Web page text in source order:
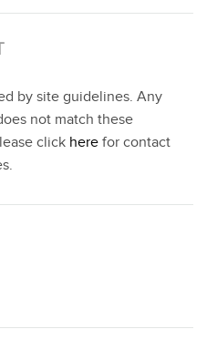
by site guidelines. Any
not match these
click here for contact